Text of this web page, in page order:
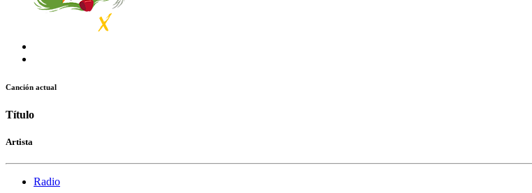
Canción actual
Título
Artista
Radio